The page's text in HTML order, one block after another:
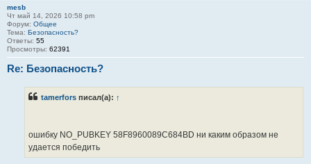
mesb
Чт май 14, 2026 10:58 pm
Форум: Общее
Тема: Безопасность?
Ответы: 55
Просмотры: 62391
Re: Безопасность?
tamerfors писал(а): ↑
ошибку NO_PUBKEY 58F8960089C684BD ни каким образом не
удается победить